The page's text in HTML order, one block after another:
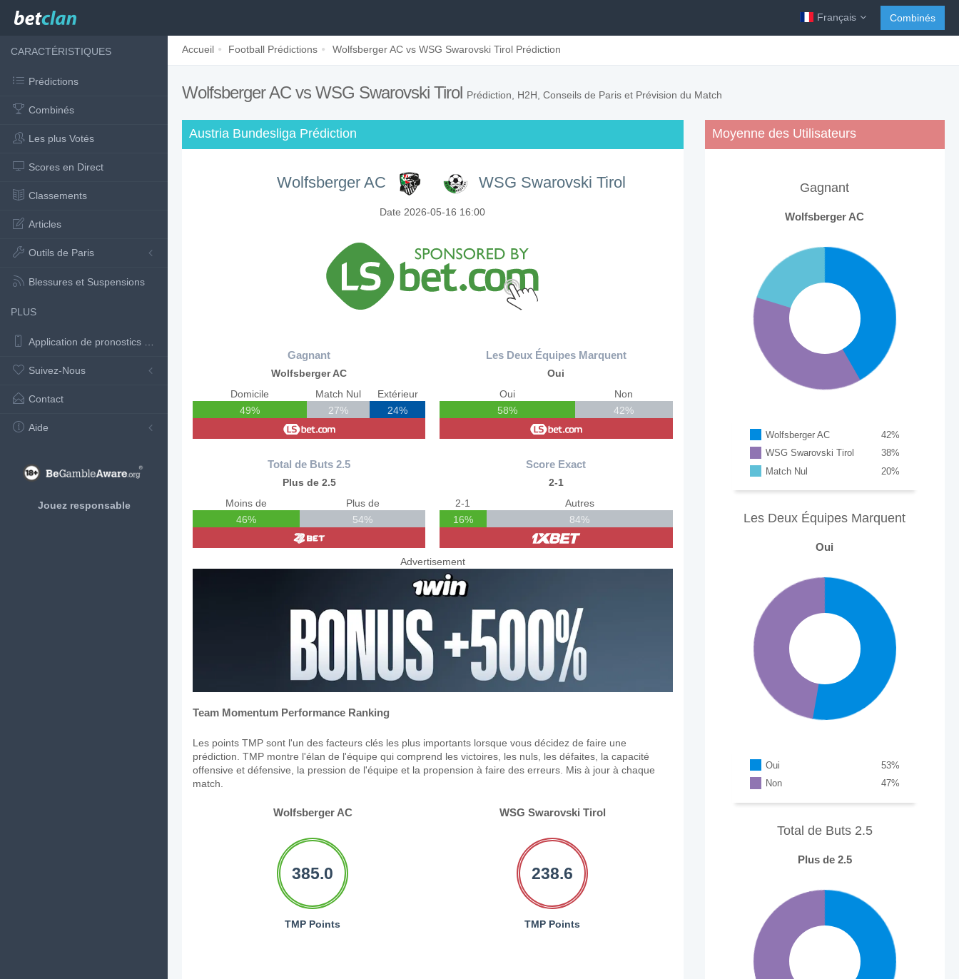
Français Combinés
CARACTÉRISTIQUES
Prédictions
Combinés
Les plus Votés
Scores en Direct
Classements
Articles
Outils de Paris
Blessures et Suspensions
PLUS
Application de pronostics de football
Suivez-Nous
Contact
Aide
Jouez responsable
Accueil Football Prédictions Wolfsberger AC vs WSG Swarovski Tirol Prédiction
Wolfsberger AC vs WSG Swarovski Tirol Prédiction, H2H, Conseils de Paris et Prévision du Match
Austria Bundesliga Prédiction
Wolfsberger AC WSG Swarovski Tirol
Date 2026-05-16 16:00
Gagnant
Wolfsberger AC
Domicile
49%
Match Nul
27%
Extérieur
24%
Total de Buts 2.5
Plus de 2.5
Moins de
46%
Plus de
54%
Les Deux Équipes Marquent
Oui
Oui
58%
Non
42%
Score Exact
2-1
2-1
16%
Autres
84%
Advertisement
Team Momentum Performance Ranking
Les points TMP sont l'un des facteurs clés les plus importants lorsque vous décidez de faire une
prédiction. TMP montre l'élan de l'équipe qui comprend les victoires, les nuls, les défaites, la capacité
offensive et défensive, la pression de l'équipe et la propension à faire des erreurs. Mis à jour à chaque
match.
Wolfsberger AC WSG Swarovski Tirol
385.0
TMP Points
238.6
TMP Points
Moyenne des Utilisateurs
Gagnant
Wolfsberger AC
Wolfsberger AC %
42
WSG Swarovski Tirol
%
38
Match Nul
%
20
Les Deux Équipes Marquent
Oui
Oui %
53
Non
%
47
Total de Buts 2.5
Plus de 2.5